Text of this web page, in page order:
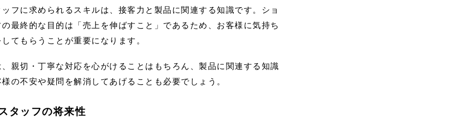
フに求められるスキルは、接客力と製品に関連する知識です。ショ
最終的な目的は「売上を伸ばすこと」であるため、お客様に気持ち
てもらうことが重要になります。
親切・丁寧な対応を心がけることはもちろん、製品に関連する知識
の不安や疑問を解消してあげることも必要でしょう。
タッフの将来性